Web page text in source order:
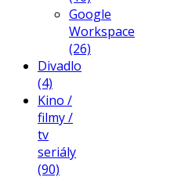
Google
Workspace
(26)
Divadlo
(4)
Kino /
filmy /
tv
seriály
(90)